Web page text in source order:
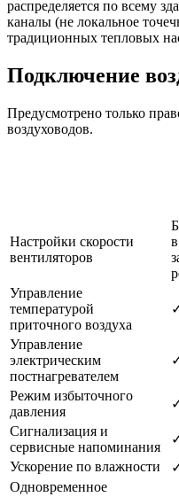
распределяется по всему
каналы (не локальное
традиционных тепловых
Подключение
Предусмотрено только
воздуховодов.
Настройки скорости
вентиляторов
Управление
температурой
приточного воздуха
Управление
электрическим
постнагревателем
Режим избыточного
давления
Сигнализация и
сервисные напоминания
Ускорение по влажности
Одновременное